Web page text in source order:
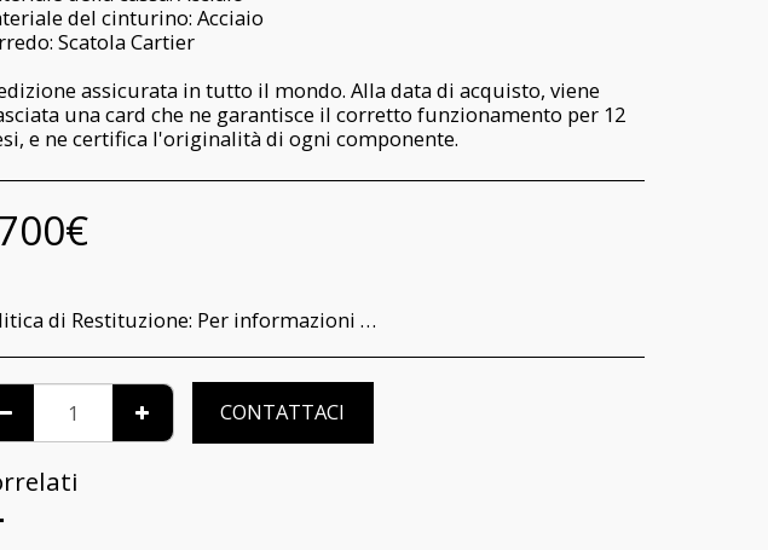
del cinturino: Acciaio
Scatola Cartier
assicurata in tutto il mondo. Alla data di acquisto, viene
una card che ne garantisce il corretto funzionamento per 12
e ne certifica l'originalità di ogni componente.
€
di Restituzione: Per informazioni relative al riconoscimento per il consumatore della garanzia di funzionamento e delle modalità di recesso del contratto, è possibile visionare l’informativa completa nella pagina dedicata al seguente link: https://www.iltempodeiprincipi.it/terms
CONTATTACI